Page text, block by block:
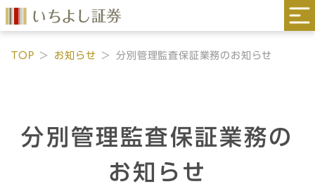
TOP お知らせ 分別管理監査保証業務のお知らせ
分別管理監査保証業務の
お知らせ